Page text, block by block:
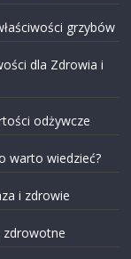
grzybów
dla Zdrowia i
odżywcze
warto wiedzieć?
i zdrowie
zdrowotne